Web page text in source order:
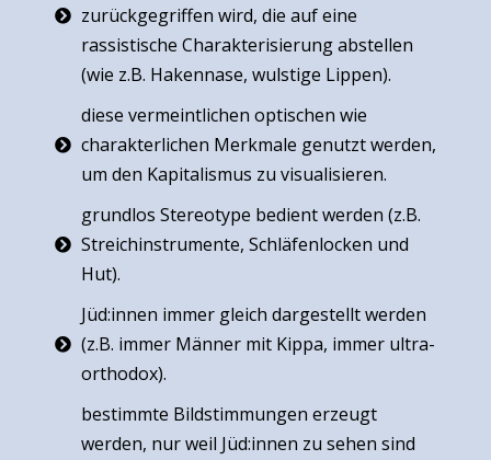
zurückgegriffen wird, die auf eine
rassistische Charakterisierung abstellen
(wie z.B. Hakennase, wulstige Lippen).
diese vermeintlichen optischen wie
charakterlichen Merkmale genutzt werden,
um den Kapitalismus zu visualisieren.
grundlos Stereotype bedient werden (z.B.
Streichinstrumente, Schläfenlocken und
Hut).
Jüd:innen immer gleich dargestellt werden
(z.B. immer Männer mit Kippa, immer ultra-
orthodox).
bestimmte Bildstimmungen erzeugt
werden, nur weil Jüd:innen zu sehen sind